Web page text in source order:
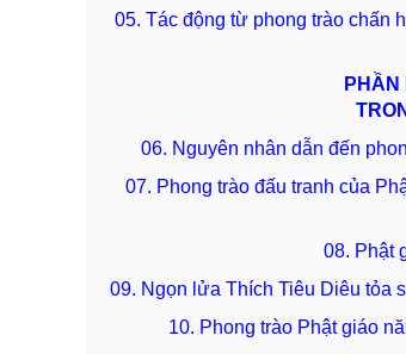
05. Tác động từ phong trào chấn
PHẦN
06. Nguyên nhân dẫn đến
07. Phong trào đấu tranh của
08. Phật
09. Ngọn lửa Thích Tiêu Diêu tỏa
10. Phong trào Phật giáo